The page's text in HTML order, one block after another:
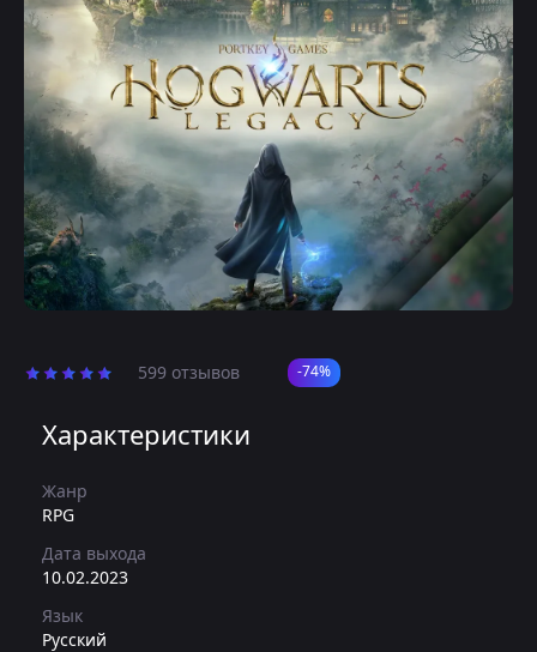
599 отзывов -74%
Характеристики
Жанр
RPG
Дата выхода
10.02.2023
Язык
Русский